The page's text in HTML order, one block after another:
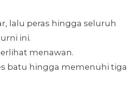
lalu peras hingga seluruh
ini.
menawan.
batu hingga memenuhi tiga